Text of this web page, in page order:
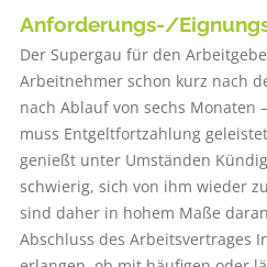
Anforderungs-/
Der Supergau für den
Arbeitnehmer schon kurz nach
nach Ablauf von sechs Monaten
muss Entgeltfortzahlung
genießt unter Umständen
schwierig, sich von ihm wieder
sind daher in hohem Maße
Abschluss des Arbeitsvertrages